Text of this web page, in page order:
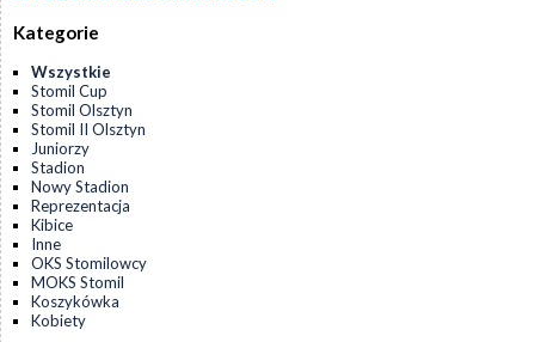
Kategorie
Wszystkie
Stomil Cup
Stomil Olsztyn
Stomil II Olsztyn
Juniorzy
Stadion
Nowy Stadion
Reprezentacja
Kibice
Inne
OKS Stomilowcy
MOKS Stomil
Koszykówka
Kobiety